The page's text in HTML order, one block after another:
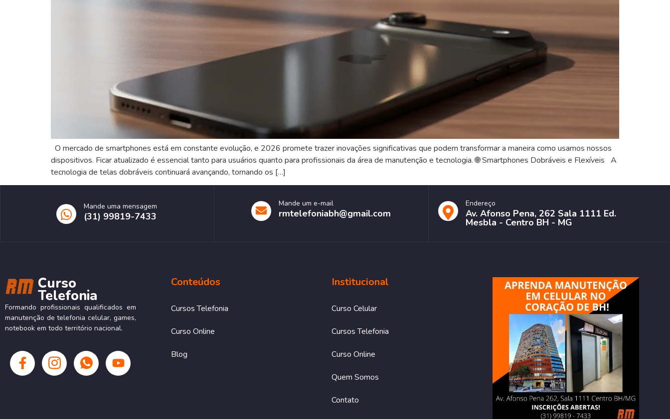
O mercado de smartphones está em constante evolução, e 2026 promete trazer inovações significativas que podem transformar a maneira como usamos nossos
dispositivos. Ficar atualizado é essencial tanto para usuários quanto para profissionais da área de manutenção e tecnologia. 🌐 Smartphones Dobráveis e Flexíveis A
tecnologia de telas dobráveis continuará avançando, tornando os […]
Mande uma mensagem
(31) 99819-7433
Mande um e-mail
rmtelefoniabh@gmail.com
Endereço
Av. Afonso Pena, 262 Sala 1111 Ed.
Mesbla - Centro BH - MG
Curso
Telefonia
Formando profissionais qualificados em
manutenção de telefonia celular, games,
notebook em todo território nacional.
Conteúdos
Cursos Telefonia
Curso Online
Blog
Institucional
Curso Celular
Cursos Telefonia
Curso Online
Quem Somos
Contato